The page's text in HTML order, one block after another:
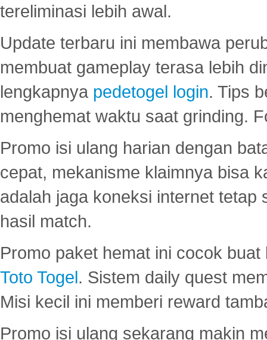
tereliminasi lebih awal.
Update terbaru ini membawa
membuat gameplay terasa lebih
lengkapnya pedetogel login. Tips
menghemat waktu saat grinding.
Promo isi ulang harian dengan
cepat, mekanisme klaimnya bisa
adalah jaga koneksi internet tetap
hasil match.
Promo paket hemat ini cocok
Toto Togel. Sistem daily quest
Misi kecil ini memberi reward
Promo isi ulang sekarang makin